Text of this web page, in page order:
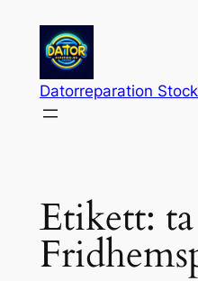
innehåll
Datorreparation
Etikett: